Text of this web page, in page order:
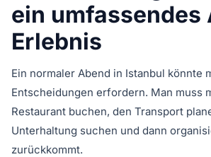
ein umfassendes
Erlebnis
Ein normaler Abend in Istanbul könnte
Entscheidungen erfordern. Man muss
Restaurant buchen, den Transport
Unterhaltung suchen und dann
zurückkommt.